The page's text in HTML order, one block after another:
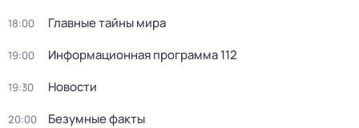
18:00 Главные тайны мира
19:00 Информационная программа 112
19:30 Новости
20:00 Безумные факты